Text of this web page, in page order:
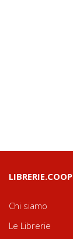
LIBRERIE.COOP
Chi siamo
Le Librerie